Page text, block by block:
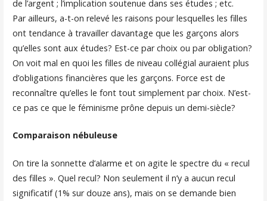
de l’argent ; l’implication soutenue dans ses études ; etc.
Par ailleurs, a-t-on relevé les raisons pour lesquelles les filles
ont tendance à travailler davantage que les garçons alors
qu’elles sont aux études? Est-ce par choix ou par obligation?
On voit mal en quoi les filles de niveau collégial auraient plus
d’obligations financières que les garçons. Force est de
reconnaître qu’elles le font tout simplement par choix. N’est-
ce pas ce que le féminisme prône depuis un demi-siècle?
Comparaison nébuleuse
On tire la sonnette d’alarme et on agite le spectre du « recul
des filles ». Quel recul? Non seulement il n’y a aucun recul
significatif (1% sur douze ans), mais on se demande bien